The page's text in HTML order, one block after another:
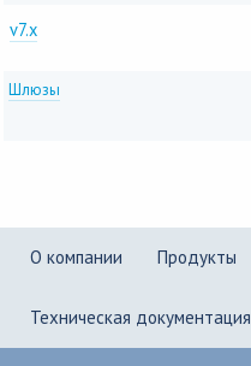
v7.x
Шлюзы
О компании Продукты
Техническая документация